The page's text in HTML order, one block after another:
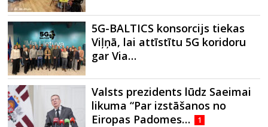
5G-BALTICS konsorcijs tiekas
Viļņā, lai attīstītu 5G koridoru
gar Via…
Valsts prezidents lūdz Saeimai
likuma “Par izstāšanos no
Eiropas Padomes…
1